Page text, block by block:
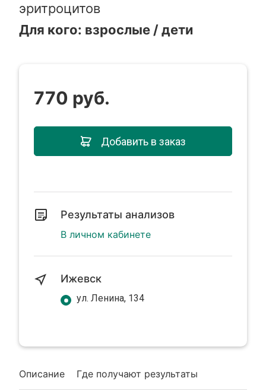
эритроцитов
Для кого: взрослые / дети
Описание Где получают результаты
770 руб.
Добавить в заказ
Результаты анализов
В личном кабинете
Ижевск
ул. Ленина, 134